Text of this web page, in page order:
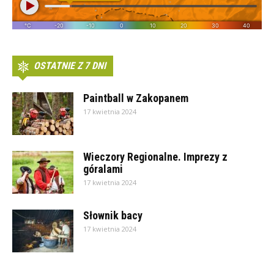
OSTATNIE Z 7 DNI
Paintball w Zakopanem
17 kwietnia 2024
Wieczory Regionalne. Imprezy z
góralami
17 kwietnia 2024
Słownik bacy
17 kwietnia 2024